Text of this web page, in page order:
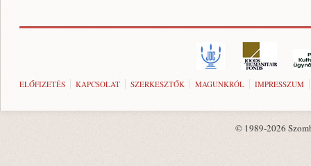
ELŐFIZETÉS KAPCSOLAT SZERKESZTŐK MAGUNKRÓL IMPRESSZUM
© 1989-2026